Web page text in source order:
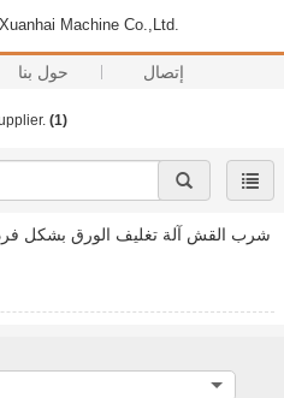
Machine Co.,Ltd.
حول بنا إتصال
(1)
شرب القش آلة تغليف الورق بشكل